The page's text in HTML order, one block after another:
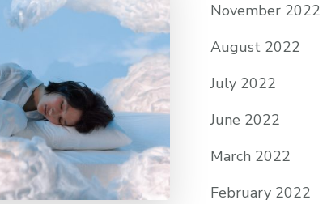
November 2022
August 2022
July 2022
June 2022
March 2022
February 2022